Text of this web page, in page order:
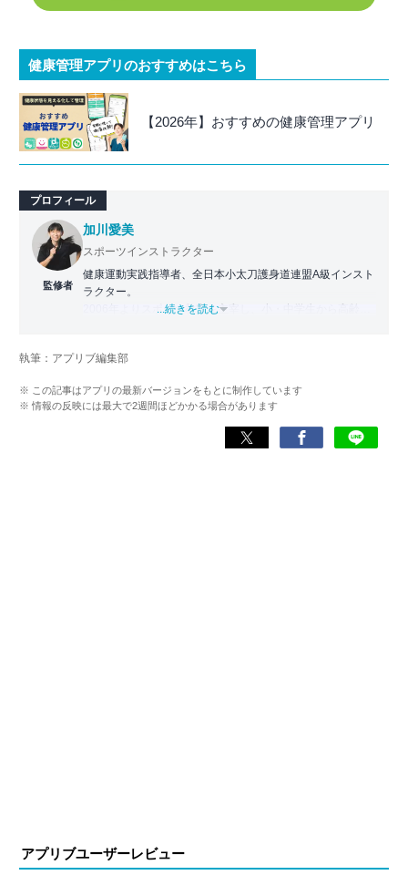
健康管理アプリのおすすめはこちら
【2026年】おすすめの健康管理アプリ
プロフィール
監修者
加川愛美
スポーツインストラクター
健康運動実践指導者、全日本小太刀護身道連盟A級インスト
ラクター。
2006年よりスポーツ教室を主宰し、小・中学生から高齢者
日常生活をより豊かにするヘルスケアアプリの活用法を、
メディアや講演を通じて広く発信している。
...続きを読む
執筆：アプリブ編集部
※ この記事はアプリの最新バージョンをもとに制作しています
※ 情報の反映には最大で2週間ほどかかる場合があります
アプリブユーザーレビュー